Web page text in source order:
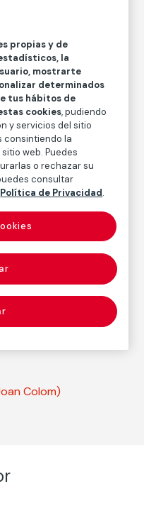
de gelatina y
Colom)
propias y de
la
mostrarte
determinados
tus hábitos de
cookies, pudiendo
y servicios del sitio
consintiendo la
web. Puedes
o rechazar su
consultar
Política de Privacidad.